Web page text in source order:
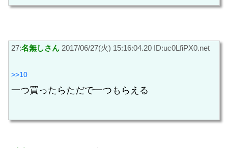
27:名無しさん 2017/06/27(火) 15:16:04.20 ID:uc0LfiPX0.net
>>10
一つ買ったらただで一つもらえる